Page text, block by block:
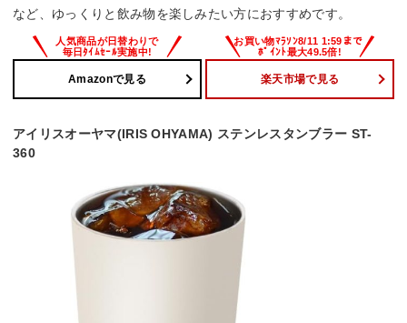
など、ゆっくりと飲み物を楽しみたい方におすすめです。
Amazonで見る 楽天市場で見る
アイリスオーヤマ(IRIS OHYAMA) ステンレスタンブラー ST-
360